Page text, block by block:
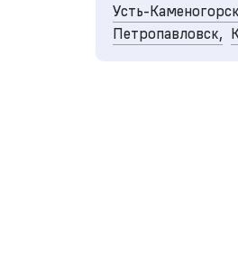
Усть-
Петропавловск,